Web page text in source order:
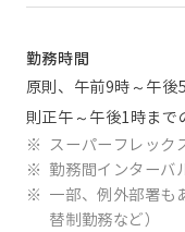
勤務時間
原則、午前9時～午
則正午～午後1時まで
※ スーパーフレック
※ 勤務間インターバ
※ 一部、例外部署も
替制勤務など）